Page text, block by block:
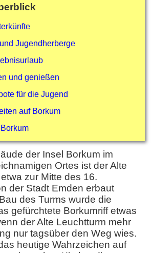
Jugendherberge
und genießen
für die Jugend
auf Borkum
der Insel Borkum im
Ortes ist der Alte
zur Mitte des 16.
der Stadt Emden erbaut
des Turms wurde die
gefürchtete Borkumriff etwas
der Alte Leuchtturm mehr
nur tagsüber den Weg wies.
heutige Wahrzeichen auf